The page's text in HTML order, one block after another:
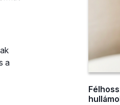
a